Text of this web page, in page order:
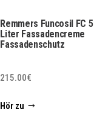
Remmers Funcosil FC 5
Liter Fassadencreme
Fassadenschutz
215.00€
Hör zu